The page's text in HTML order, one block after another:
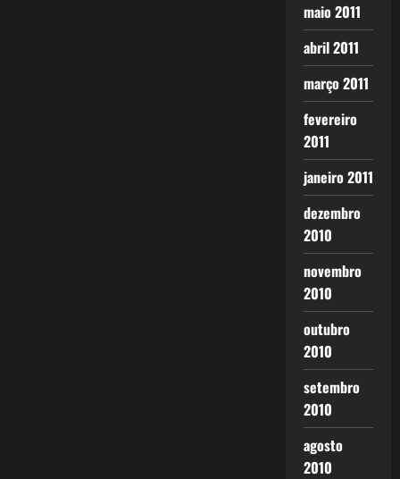
maio 2011
abril 2011
março 2011
fevereiro
2011
janeiro 2011
dezembro
2010
novembro
2010
outubro
2010
setembro
2010
agosto
2010